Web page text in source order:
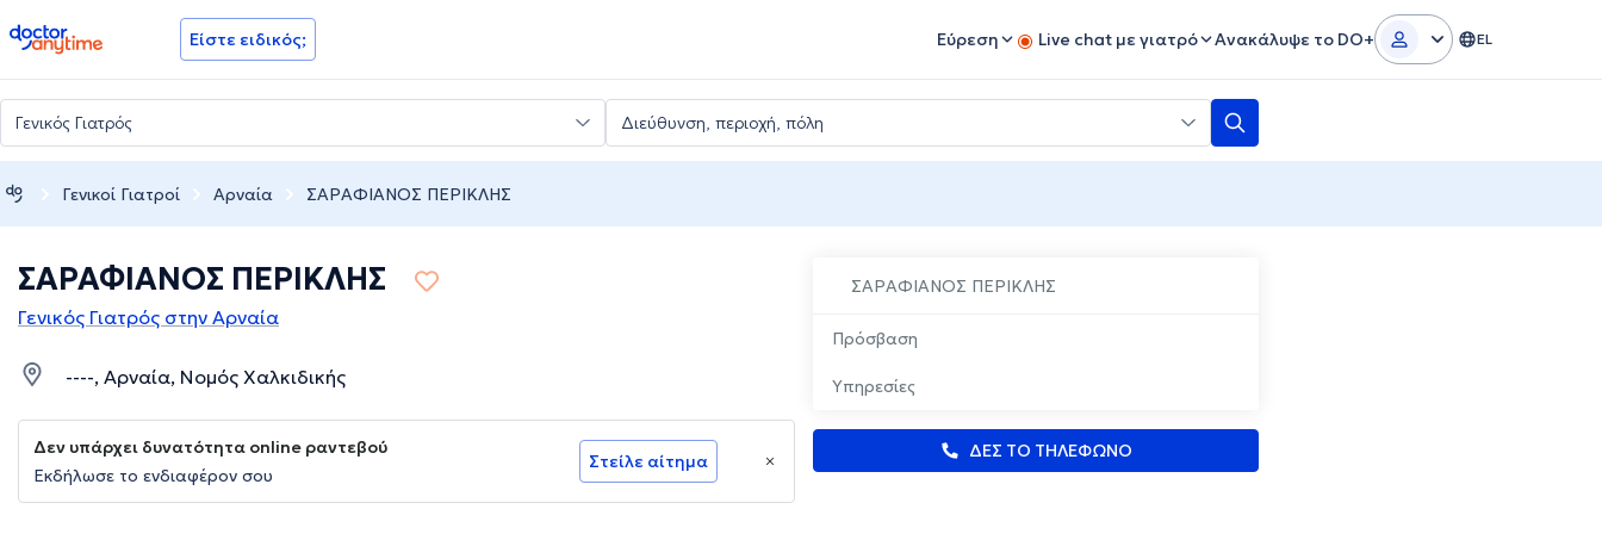
doctoranytime Είστε ειδικός; Εύρεση Live chat με γιατρό Ανακάλυψε το DO+ EL
Γενικοί Γιατροί Αρναία ΣΑΡΑΦΙΑΝΟΣ ΠΕΡΙΚΛΗΣ
ΣΑΡΑΦΙΑΝΟΣ ΠΕΡΙΚΛΗΣ
Πρόσβαση
Υπηρεσίες
ΔΕΣ ΤΟ ΤΗΛΕΦΩΝΟ
ΣΑΡΑΦΙΑΝΟΣ ΠΕΡΙΚΛΗΣ
Γενικός Γιατρός στην Αρναία
----, Αρναία, Νομός Χαλκιδικής
Δεν υπάρχει δυνατότητα online ραντεβού
Εκδήλωσε το ενδιαφέρον σου
Στείλε αίτημα